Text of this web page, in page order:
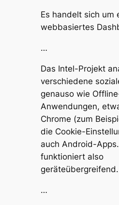
Es handelt sich um
webbasiertes
…
Das Intel-Projekt
verschiedene
genauso wie
Anwendungen,
Chrome (zum
die Cookie-
auch Android-
funktioniert also
geräteübergreifend.
…